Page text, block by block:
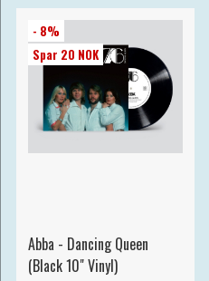
- 8%
Spar 20 NOK
Abba - Dancing Queen
(Black 10" Vinyl)